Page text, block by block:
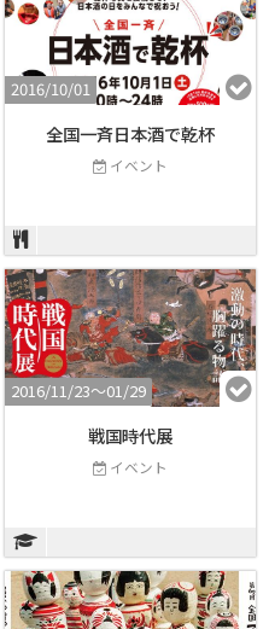
2016/10/01
全国一斉日本酒で乾杯
イベント
2016/11/23〜01/29
戦国時代展
イベント